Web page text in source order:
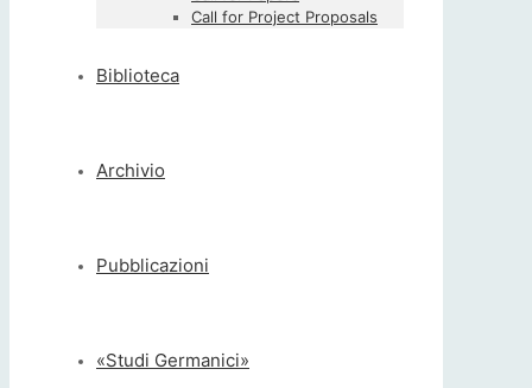
Call for Project Proposals
Biblioteca
Archivio
Pubblicazioni
«Studi Germanici»